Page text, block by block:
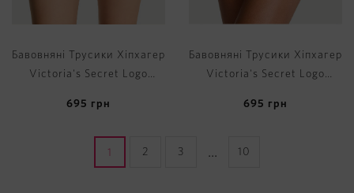
Бавовняні Трусики Хіпхагер
Victoria's Secret Logo
Hiphugger Panty
695 грн
Бавовняні Трусики Хіпхагер
Victoria's Secret Logo
Hiphugger Panty
695 грн
1 2 3 ... 10